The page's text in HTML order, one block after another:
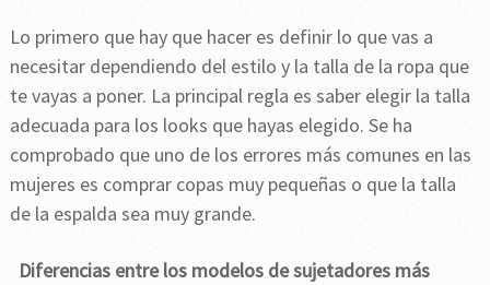
Lo primero que hay que hacer es definir lo que vas a
necesitar dependiendo del estilo y la talla de la ropa que
te vayas a poner. La principal regla es saber elegir la talla
adecuada para los looks que hayas elegido. Se ha
comprobado que uno de los errores más comunes en las
mujeres es comprar copas muy pequeñas o que la talla
de la espalda sea muy grande.
Diferencias entre los modelos de sujetadores más